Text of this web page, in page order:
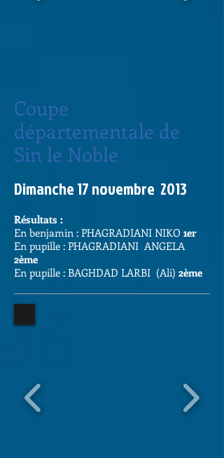
Coupe
départementale de
Sin le Noble
Dimanche 17 novembre 2013​
Résultats :
En benjamin : PHAGRADIANI NIKO 1er
En pupille : PHAGRADIANI ANGELA
2ème
En pupille : BAGHDAD LARBI (Ali) 2ème